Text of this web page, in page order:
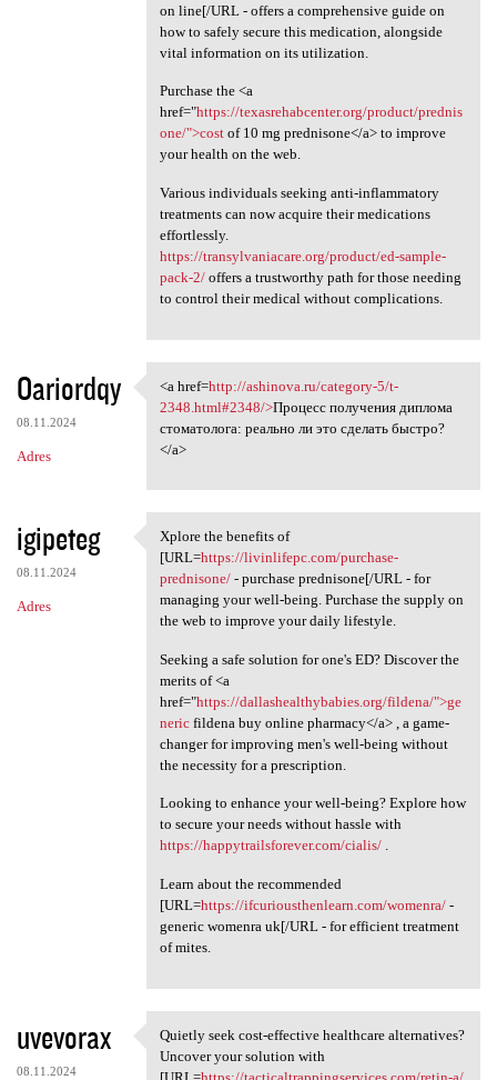
on line[/URL - offers a comprehensive guide on
how to safely secure this medication, alongside
vital information on its utilization.
Purchase the <a
href="https://texasrehabcenter.org/product/prednis
one/">costof 10 mg prednisone</a> to improve
your health on the web.
Various individuals seeking anti-inflammatory
treatments can now acquire their medications
effortlessly.
https://transylvaniacare.org/product/ed-sample-
pack-2/offers a trustworthy path for those needing
to control their medical without complications.
Oariordqy
08.11.2024
Adres
<a href=http://ashinova.ru
<a href=http://ashinova.ru/category-5/t-
2348.html#2348/>Процесс получения диплома
стоматолога: реально ли это сделать быстро?
</a>
igipeteg
08.11.2024
Adres
Xplore the benefits of [URL
Xplore the benefits of
[URL=https://livinlifepc.com/purchase-
prednisone/- purchase prednisone[/URL - for
managing your well-being. Purchase the supply on
the web to improve your daily lifestyle.
Seeking a safe solution for one's ED? Discover the
merits of <a
href="https://dallashealthybabies.org/fildena/">ge
nericfildena buy online pharmacy</a> , a game-
changer for improving men's well-being without
the necessity for a prescription.
Looking to enhance your well-being? Explore how
to secure your needs without hassle with
https://happytrailsforever.com/cialis/.
Learn about the recommended
[URL=https://ifcuriousthenlearn.com/womenra/-
generic womenra uk[/URL - for efficient treatment
of mites.
uvevorax
08.11.2024
Quietly seek cost-effective
Quietly seek cost-effective healthcare alternatives?
Uncover your solution with